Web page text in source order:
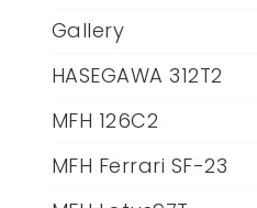
Gallery
HASEGAWA 312T2
MFH 126C2
MFH Ferrari SF-23